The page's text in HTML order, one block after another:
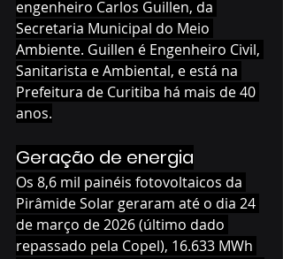
engenheiro Carlos Guillen, da
Secretaria Municipal do Meio
Ambiente. Guillen é Engenheiro Civil,
Sanitarista e Ambiental, e está na
Prefeitura de Curitiba há mais de 40
anos.
Geração de energia
Os 8,6 mil painéis fotovoltaicos da
Pirâmide Solar geraram até o dia 24
de março de 2026 (último dado
repassado pela Copel), 16.633 MWh